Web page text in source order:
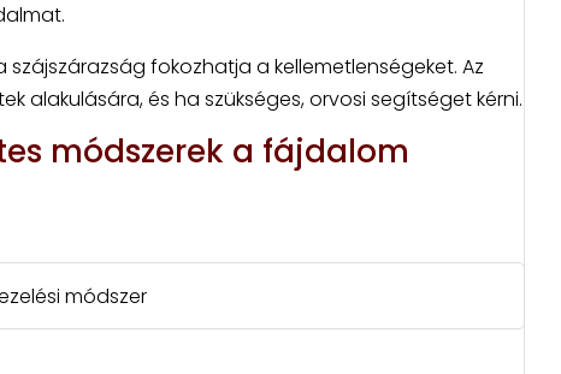
fokozhatja a kellemetlenségeket. Az
alakulására, és ha szükséges, orvosi segítséget kérni.
módszerek a fájdalom
módszer